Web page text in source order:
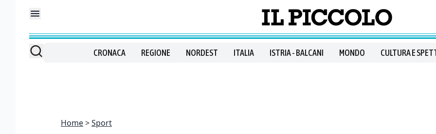
CRONACA REGIONE NORDEST ITALIA ISTRIA - BALCANI MONDO CULTURA E
Home Sport